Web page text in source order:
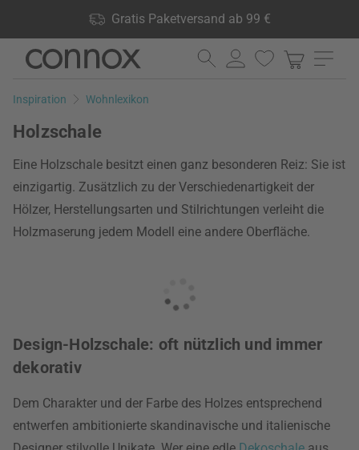
Gratis Paketversand ab 99 €
lagernd, 60 Tage Rückgaberecht
Direkt
Seiteninhalt
Direkt
Suchfeld
Inspiration Wohnlexikon
Holzschale
Eine Holzschale besitzt einen ganz besonderen Reiz: Sie ist
einzigartig. Zusätzlich zu der Verschiedenartigkeit der
Hölzer, Herstellungsarten und Stilrichtungen verleiht die
Holzmaserung jedem Modell eine andere Oberfläche.
Design-Holzschale: oft nützlich und immer
dekorativ
Dem Charakter und der Farbe des Holzes entsprechend
entwerfen ambitionierte skandinavische und italienische